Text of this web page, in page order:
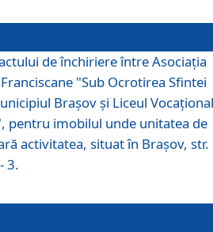
de închiriere între Asociația
"Sub Ocrotirea Sfintei
Braşov şi Liceul
pentru imobilul unde unitatea de
activitatea, situat în Braşov, str.
3.